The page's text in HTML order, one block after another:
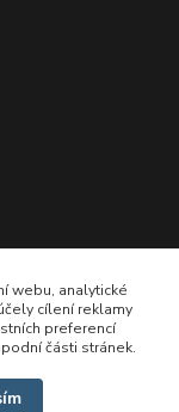
webu, analytické
cílení reklamy
preferencí
části stránek.